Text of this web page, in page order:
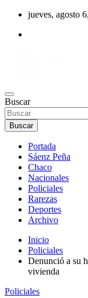
Saltar
contenido
jueves, agosto
Chaco
Noticias de la región
Buscar
Buscar
Portada
Sáenz Peña
Chaco
Nacionales
Policiales
Rarezas
Deportes
Archivo
Inicio
Policiales
Denunció a su
vivienda
Policiales